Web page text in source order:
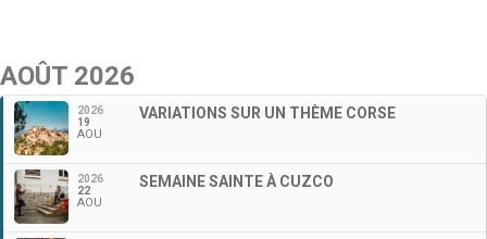
AOÛT 2026
2026
19
AOU
VARIATIONS SUR UN THÈME CORSE
2026
22
AOU
SEMAINE SAINTE À CUZCO